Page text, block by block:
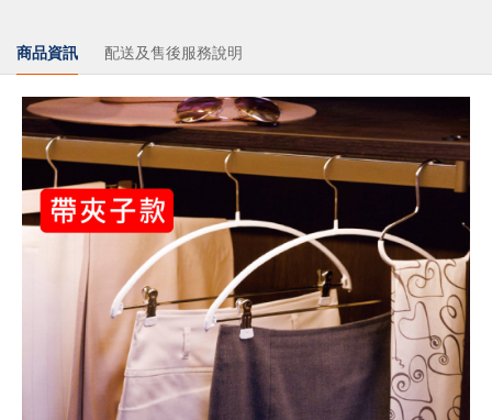
商品資訊 配送及售後服務說明